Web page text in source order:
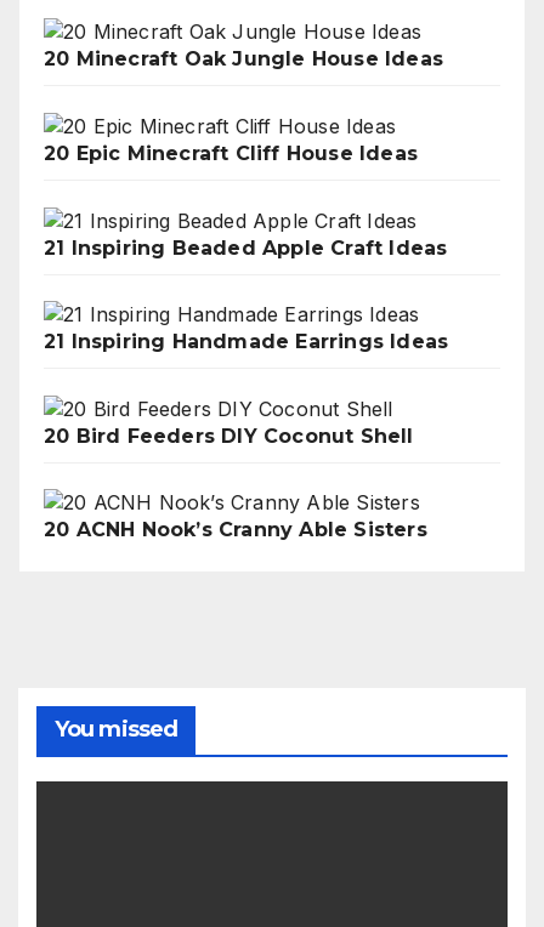
20 Minecraft Oak Jungle House Ideas
20 Epic Minecraft Cliff House Ideas
21 Inspiring Beaded Apple Craft Ideas
21 Inspiring Handmade Earrings Ideas
20 Bird Feeders DIY Coconut Shell
20 ACNH Nook’s Cranny Able Sisters
You missed